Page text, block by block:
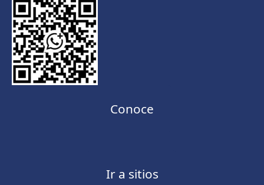
Conoce
Ir a sitios